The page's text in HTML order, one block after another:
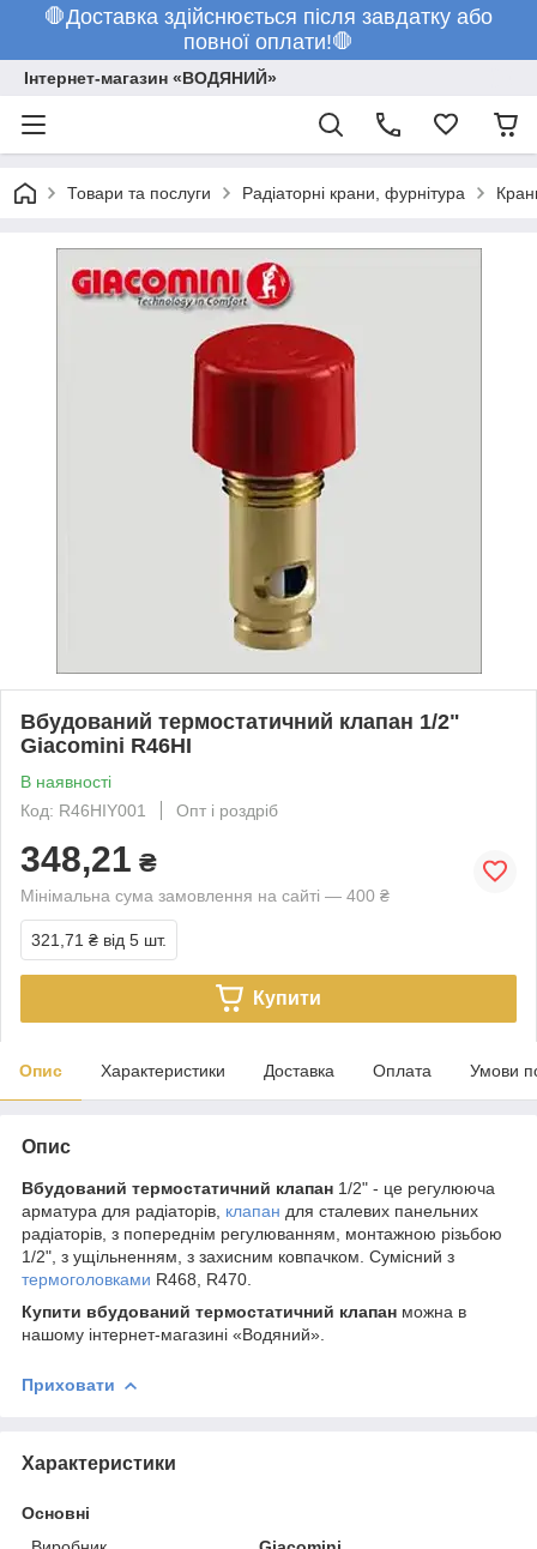
🛑Доставка здійснюється після завдатку або
повної оплати!🛑
Інтернет-магазин «ВОДЯНИЙ»
Товари та послуги Радіаторні крани, фурнітура
Вбудований термостатичний клапан 1/2"
Giacomini R46HI
В наявності
Код: R46HIY001
Опт і роздріб
348,21 ₴
Мінімальна сума замовлення на сайті — 400 ₴
321,71 ₴ від 5 шт.
Купити
Опис Характеристики Доставка Оплата Умови
Опис
Вбудований термостатичний клапан 1/2" - це регулююча
арматура для радіаторів, клапан для сталевих панельних
радіаторів, з попереднім регулюванням, монтажною різьбою
1/2", з ущільненням, з захисним ковпачком. Сумісний з
термоголовками R468, R470.
Купити вбудований термостатичний клапан можна в
нашому інтернет-магазині «Водяний».
Приховати
Характеристики
Основні